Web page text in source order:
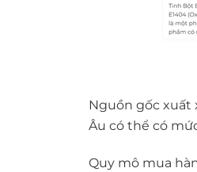
Nguồn gốc xuất
Âu có thể có
Quy mô mua